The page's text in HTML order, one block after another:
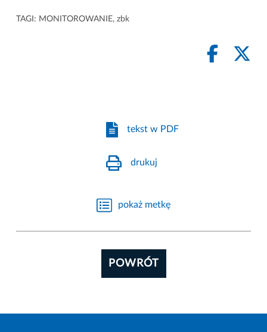
TAGI: MONITOROWANIE, zbk
tekst w PDF
drukuj
pokaż metkę
POWRÓT